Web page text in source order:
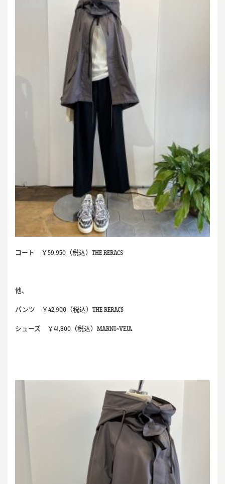
コート ￥59,950（税込）THE RERACS
他、
パンツ ￥42,900（税込）THE RERACS
シューズ ￥41,800（税込）MARNI×VEJA